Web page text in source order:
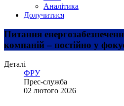
Аналітика
Долучитися
Питання
компаній – постійно у
Деталі
ФРУ
Прес-служба
02 лютого 2026